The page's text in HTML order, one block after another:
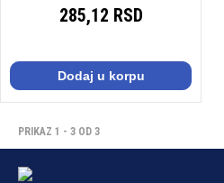
285,12 RSD
Dodaj u korpu
PRIKAZ 1 - 3 OD 3